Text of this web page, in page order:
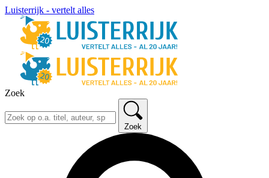
Luisterrijk - vertelt alles
Zoek
Zoek